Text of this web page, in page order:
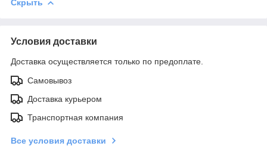
Скрыть
Условия доставки
Доставка осуществляется только по предоплате.
Самовывоз
Доставка курьером
Транспортная компания
Все условия доставки